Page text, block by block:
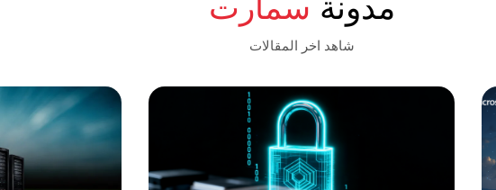
مدونة سمارت
شاهد اخر المقالات